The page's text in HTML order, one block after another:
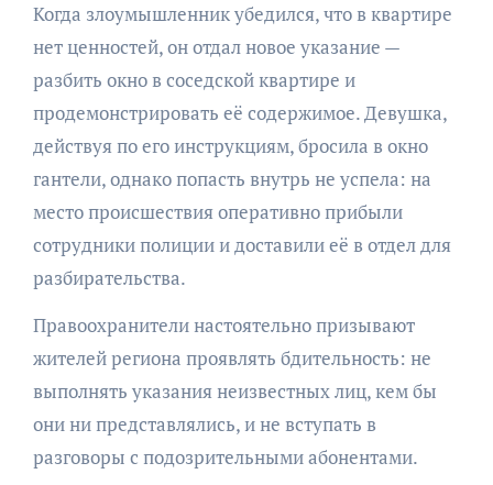
Когда злоумышленник убедился, что в квартире
нет ценностей, он отдал новое указание —
разбить окно в соседской квартире и
продемонстрировать её содержимое. Девушка,
действуя по его инструкциям, бросила в окно
гантели, однако попасть внутрь не успела: на
место происшествия оперативно прибыли
сотрудники полиции и доставили её в отдел для
разбирательства.
Правоохранители настоятельно призывают
жителей региона проявлять бдительность: не
выполнять указания неизвестных лиц, кем бы
они ни представлялись, и не вступать в
разговоры с подозрительными абонентами.